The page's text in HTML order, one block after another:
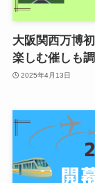
大阪関西万博
楽しむ催しも
2025年4月13日